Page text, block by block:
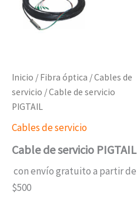
Inicio / Fibra óptica /Cables de
servicio / Cable de servicio
PIGTAIL
Cables de servicio
Cable de servicio PIGTAIL
con envío gratuito a partir de
$500